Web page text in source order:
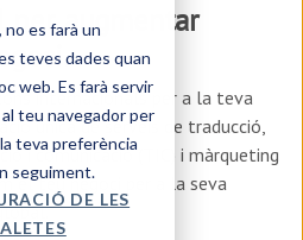
es farà un
teves dades quan
web. Es farà servir
teu navegador per
teva preferència
seguiment.
DE LES
per augmentar
internacionals per a la teva
única de serveis de traducció,
i comunicació (TIC) i màrqueting
el teu negoci per a la seva